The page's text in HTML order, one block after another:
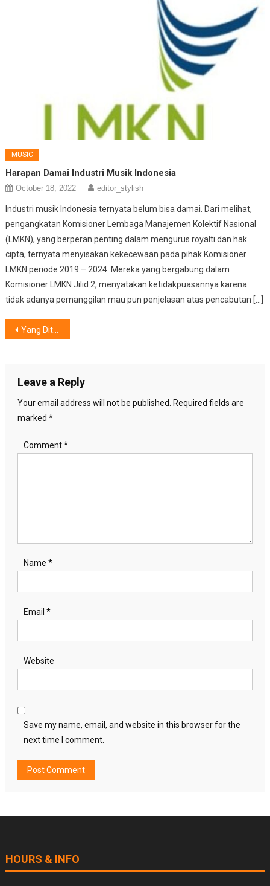
MUSIC
Harapan Damai Industri Musik Indonesia
October 18, 2022 editor_stylish
Industri musik Indonesia ternyata belum bisa damai. Dari melihat,
pengangkatan Komisioner Lembaga Manajemen Kolektif Nasional
(LMKN), yang berperan penting dalam mengurus royalti dan hak
cipta, ternyata menyisakan kekecewaan pada pihak Komisioner
LMKN periode 2019 – 2024. Mereka yang bergabung dalam
Komisioner LMKN Jilid 2, menyatakan ketidakpuasannya karena
tidak adanya pemanggilan mau pun penjelasan atas pencabutan […]
Post
Yang Ditunggu, Seri Thinkpad Lenovo Terbaru Sudah Hadir
Leave a Reply
Your email address will not be published.
Required fields are
marked *
Comment*
Name *
Email *
Website
Save my name, email, and website in this browser for the
next time I comment.
HOURS & INFO